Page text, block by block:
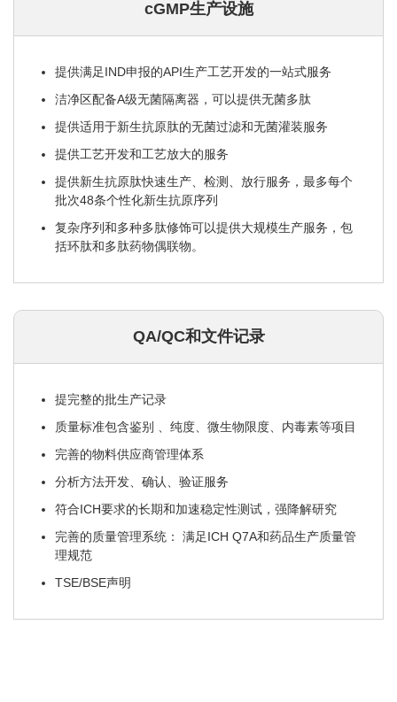
cGMP生产设施
提供满足IND申报的API生产工艺开发的一站式服务
洁净区配备A级无菌隔离器，可以提供无菌多肽
提供适用于新生抗原肽的无菌过滤和无菌灌装服务
提供工艺开发和工艺放大的服务
提供新生抗原肽快速生产、检测、放行服务，最多每个
批次48条个性化新生抗原序列
复杂序列和多种多肽修饰可以提供大规模生产服务，包
括环肽和多肽药物偶联物。
QA/QC和文件记录
提完整的批生产记录
质量标准包含鉴别 、纯度、微生物限度、内毒素等项目
完善的物料供应商管理体系
分析方法开发、确认、验证服务
符合ICH要求的长期和加速稳定性测试，强降解研究
完善的质量管理系统： 满足ICH Q7A和药品生产质量管
理规范
TSE/BSE声明